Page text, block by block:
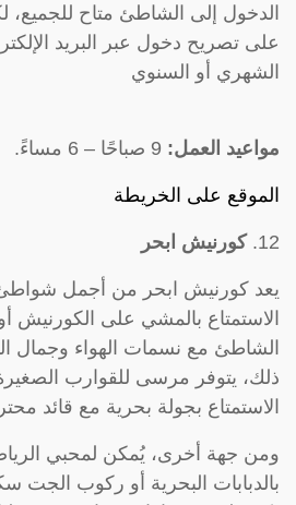
الدخول إلى الشاطئ متاح
على تصريح دخول عبر البريد
الشهري أو السنوي
مواعيد العمل:
الموقع على الخريطة
12. كورنيش ابحر
يعد كورنيش ابحر من أجمل شواطئ
الاستمتاع بالمشي على
الشاطئ مع نسمات الهواء وجمال
ذلك، يتوفر مرسى للقوارب
الاستمتاع بجولة بحرية مع قائد
ومن جهة أخرى، يُمكن لمحبي
بالدبابات البحرية أو ركوب الجت